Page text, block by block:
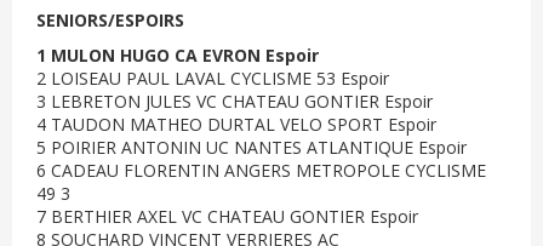
SENIORS/ESPOIRS
1 MULON HUGO CA EVRON Espoir
2 LOISEAU PAUL LAVAL CYCLISME 53 Espoir
3 LEBRETON JULES VC CHATEAU GONTIER Espoir
4 TAUDON MATHEO DURTAL VELO SPORT Espoir
5 POIRIER ANTONIN UC NANTES ATLANTIQUE Espoir
6 CADEAU FLORENTIN ANGERS METROPOLE CYCLISME
49 3
7 BERTHIER AXEL VC CHATEAU GONTIER Espoir
8 SOUCHARD VINCENT VERRIERES AC